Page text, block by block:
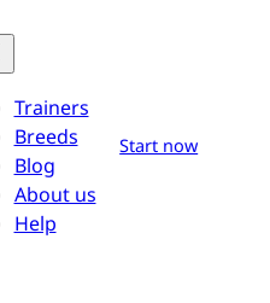
Trainers
Breeds
Blog
About us
Help
Start now